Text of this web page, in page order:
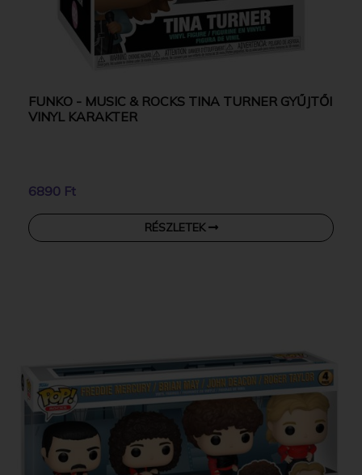
FUNKO - MUSIC & ROCKS TINA TURNER GYŰJTŐI
VINYL KARAKTER
6890 Ft
RÉSZLETEK